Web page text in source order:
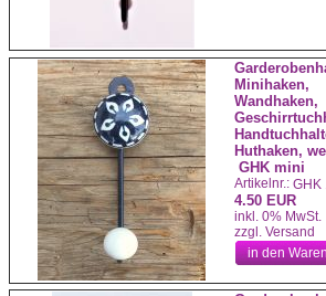
Minihaken,
Wandhaken,
Huthaken,
GHK mini
Artikelnr.: GHK
4.50 EUR
inkl. 0% MwSt.
zzgl. Versand
in den